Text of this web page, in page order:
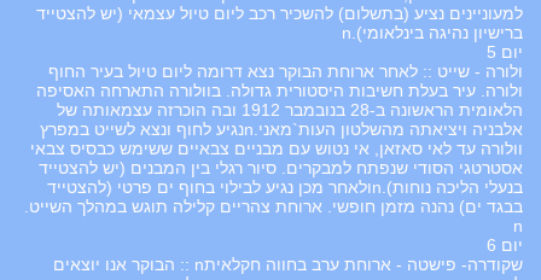
למעוניינים נציע (בתשלום) להשכיר רכב ליום טיול עצמאי (יש להצטייד
ברישיון נהיגה בינלאומי).n
יום 5
ולורה - שייט :: לאחר ארוחת הבוקר נצא דרומה ליום טיול בעיר החוף
ולורה. עיר בעלת חשיבות היסטורית גדולה. בוולורה התארחה האסיפה
הלאומית הראשונה ב-28 בנובמבר 1912 ובה הוכרזה עצמאותה של
אלבניה ויציאתה מהשלטון העות`מאני.nנגיע לחוף ונצא לשייט במפרץ
וולורה עד לאי סאזאן, אי נטוש עם מבניים צבאיים ששימש כבסיס צבאי
אסטרטגי הסודי שנפתח למבקרים. סיור רגלי בין המבנים (יש להצטייד
בנעלי הליכה נוחות).nולאחר מכן נגיע לבילוי בחוף ים פרטי (להצטייד
בבגד ים) נהנה מזמן חופשי. ארוחת צהריים קלילה תוגש במהלך השייט.
n
יום 6
שקודרה- פישטה - ארוחת ערב בחווה חקלאיתn :: הבוקר אנו יוצאים